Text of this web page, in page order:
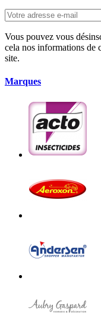
Vous pouvez vous
cela nos informations de
site.
Marques